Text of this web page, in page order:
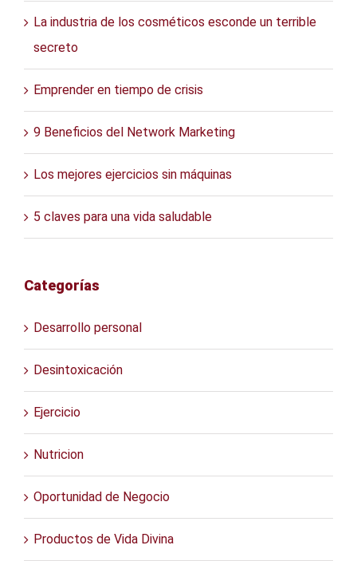
La industria de los cosméticos esconde un terrible
secreto
Emprender en tiempo de crisis
9 Beneficios del Network Marketing
Los mejores ejercicios sin máquinas
5 claves para una vida saludable
Categorías
Desarrollo personal
Desintoxicación
Ejercicio
Nutricion
Oportunidad de Negocio
Productos de Vida Divina